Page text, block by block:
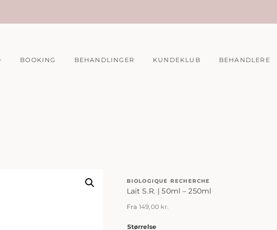
BOOKING BEHANDLINGER KUNDEKLUB BEHANDLERE
BIOLOGIQUE RECHERCHE
Lait S.R. | 50ml – 250ml
Fra 149,00 kr.
Størrelse